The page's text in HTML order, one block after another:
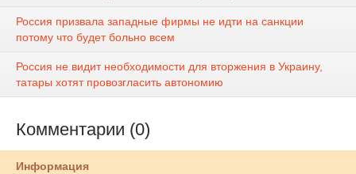
Россия призвала западные фирмы не идти на санкции
потому что будет больно всем
Россия не видит необходимости для вторжения в Украину,
татары хотят провозгласить автономию
Комментарии (0)
Информация